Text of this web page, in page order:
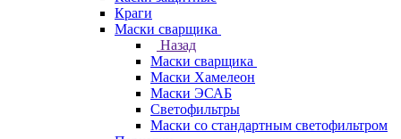
Краги
Маски сварщика
Назад
Маски сварщика
Маски Хамелеон
Маски ЭСАБ
Светофильтры
Маски со стандартным светофильтром